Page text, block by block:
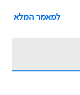
למאמר המלא